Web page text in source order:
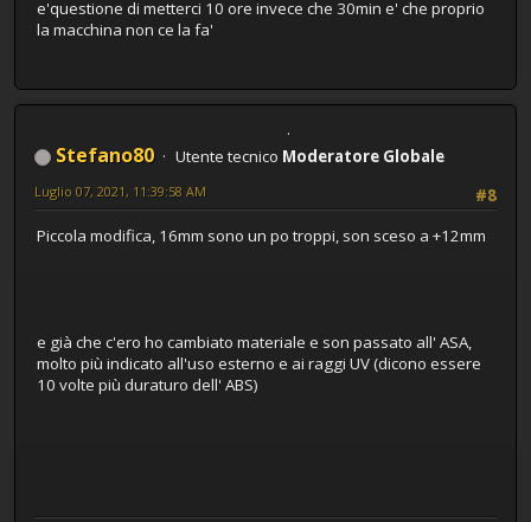
e'questione di metterci 10 ore invece che 30min e' che proprio
la macchina non ce la fa'
Stefano80 Utente tecnico Moderatore Globale
#8
Luglio 07, 2021, 11:39:58 AM
Piccola modifica, 16mm sono un po troppi, son sceso a +12mm
e già che c'ero ho cambiato materiale e son passato all' ASA,
molto più indicato all'uso esterno e ai raggi UV (dicono essere
10 volte più duraturo dell' ABS)